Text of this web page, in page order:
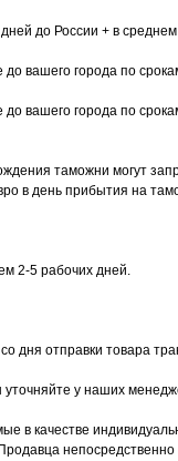
до России + в
до вашего города по
до вашего города по
таможни могут
в день прибытия на
2-5 рабочих дней.
дня отправки товара
уточняйте у наших
в качестве